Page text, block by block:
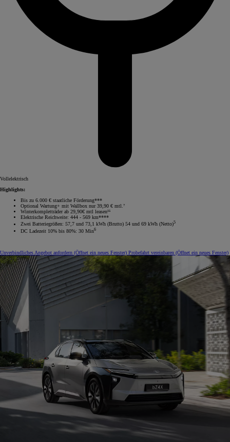
Vollelektrisch
Highlights:
Bis zu 6.000 € staatliche Förderung***
Optional Wartung+ mit Wallbox nur 39,90 € mtl.⁷
Winterkompletträder ab 29,90€ mtl leasen¹⁵
Elektrische Reichweite: 444 - 569 km****
Zwei Batteriegrößen: 57,7 und 73,1 kWh (Brutto) 54 und 69 kWh (Netto)5
DC Ladezeit 10% bis 80%: 30 Min6
Unverbindliches Angebot anfordern (Öffnet ein neues Fenster) Probefahrt vereinbaren (Öffnet ein neues Fenster)